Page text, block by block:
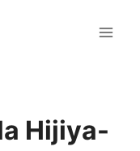
Hijiya-